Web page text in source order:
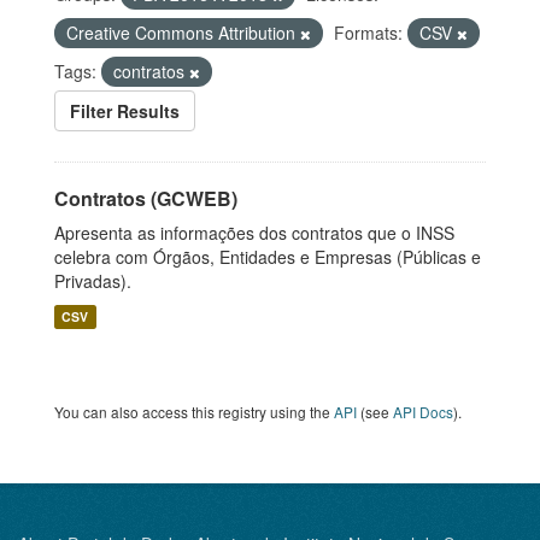
Creative Commons Attribution
Formats:
CSV
Tags:
contratos
Filter Results
Contratos (GCWEB)
Apresenta as informações dos contratos que o INSS
celebra com Órgãos, Entidades e Empresas (Públicas e
Privadas).
CSV
You can also access this registry using the API (see API Docs).